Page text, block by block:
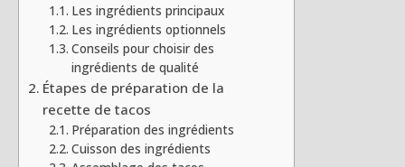
Les ingrédients principaux
Les ingrédients optionnels
Conseils pour choisir des
ingrédients de qualité
Étapes de préparation de la
recette de tacos
Préparation des ingrédients
Cuisson des ingrédients